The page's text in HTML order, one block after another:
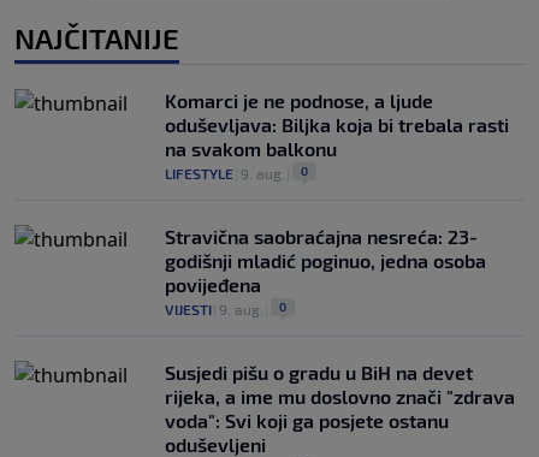
NAJČITANIJE
Komarci je ne podnose, a ljude
oduševljava: Biljka koja bi trebala rasti
na svakom balkonu
LIFESTYLE 9. aug. 0
Stravična saobraćajna nesreća: 23-
godišnji mladić poginuo, jedna osoba
povijeđena
VIJESTI 9. aug. 0
Susjedi pišu o gradu u BiH na devet
rijeka, a ime mu doslovno znači "zdrava
voda": Svi koji ga posjete ostanu
oduševljeni